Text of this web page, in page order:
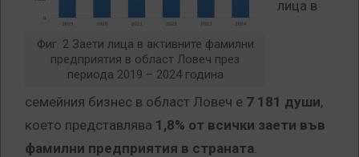
Фиг. 2 Заети лица в активните фамилни
предприятия в област Ловеч през
периода 2019 – 2024 година
лица в
семейния бизнес в област Ловеч е 7 181 души,
което представлява 1,8% от всички заети във
фамилни предприятия в страната